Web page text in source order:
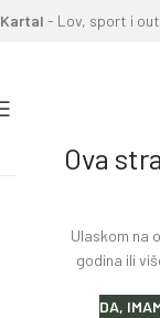
Ova
Ulaskom na
godina ili
DA,
Kartal - Lov, sport i
»Proizvodi »